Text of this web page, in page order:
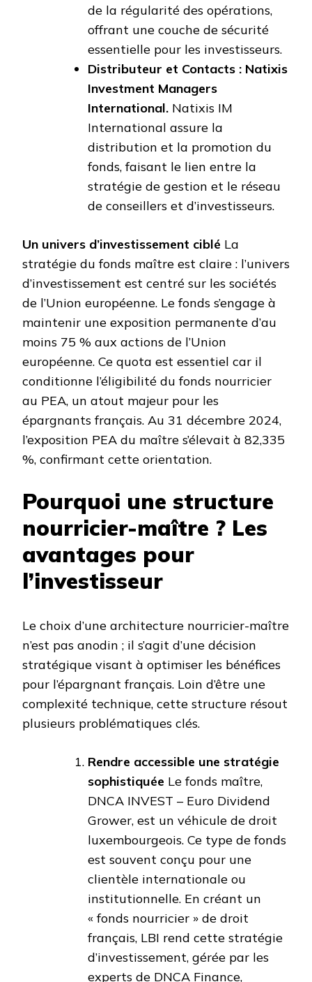
de la régularité des opérations,
offrant une couche de sécurité
essentielle pour les investisseurs.
Distributeur et Contacts : Natixis
Investment Managers
International. Natixis IM
International assure la
distribution et la promotion du
fonds, faisant le lien entre la
stratégie de gestion et le réseau
de conseillers et d’investisseurs.
Un univers d’investissement ciblé La
stratégie du fonds maître est claire : l’univers
d’investissement est centré sur les sociétés
de l’Union européenne. Le fonds s’engage à
maintenir une exposition permanente d’au
moins 75 % aux actions de l’Union
européenne. Ce quota est essentiel car il
conditionne l’éligibilité du fonds nourricier
au PEA, un atout majeur pour les
épargnants français. Au 31 décembre 2024,
l’exposition PEA du maître s’élevait à 82,335
%, confirmant cette orientation.
Pourquoi une structure
nourricier-maître ? Les
avantages pour
l’investisseur
Le choix d’une architecture nourricier-maître
n’est pas anodin ; il s’agit d’une décision
stratégique visant à optimiser les bénéfices
pour l’épargnant français. Loin d’être une
complexité technique, cette structure résout
plusieurs problématiques clés.
Rendre accessible une stratégie
sophistiquée Le fonds maître,
DNCA INVEST – Euro Dividend
Grower, est un véhicule de droit
luxembourgeois. Ce type de fonds
est souvent conçu pour une
clientèle internationale ou
institutionnelle. En créant un
« fonds nourricier » de droit
français, LBI rend cette stratégie
d’investissement, gérée par les
experts de DNCA Finance,